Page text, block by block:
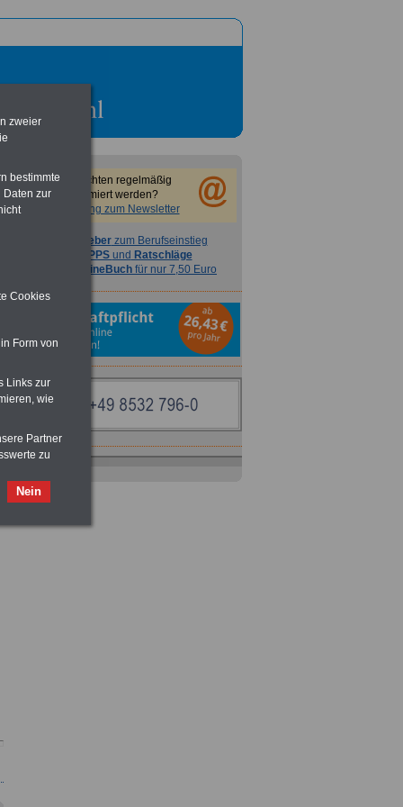
Sie möchten regelmäßig
informiert werden?
Anmeldung zum Newsletter
Ratgeberzum Berufseinstieg
TIPPS und Ratschläge
OnlineBuch für nur 7,50 Euro
zweier
bestimmte
Daten zur
Cookies
Form von
Links zur
wie
Partner
zu
Nein